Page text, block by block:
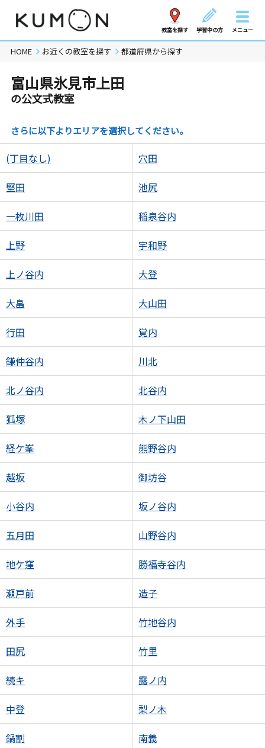
教室を探す 学習中の方 メニュー
HOME お近くの教室を探す 都道府県から探す
富山県氷見市上田
の公文式教室
さらに以下よりエリアを選択してください。
(丁目なし) 穴田
堅田 池尻
一枚川田 稲泉谷内
上野 宇和野
上ノ谷内 大登
大畠 大山田
行田 覚内
鎌仲谷内 川北
北ノ谷内 北谷内
狐塚 木ノ下山田
経ケ峯 熊野谷内
越坂 御坊谷
小谷内 坂ノ谷内
五月田 山野谷内
地ケ窪 勝福寺谷内
瀬戸前 造子
外手 竹地谷内
田尻 竹里
続キ 露ノ内
中登 梨ノ木
鍋割 南義